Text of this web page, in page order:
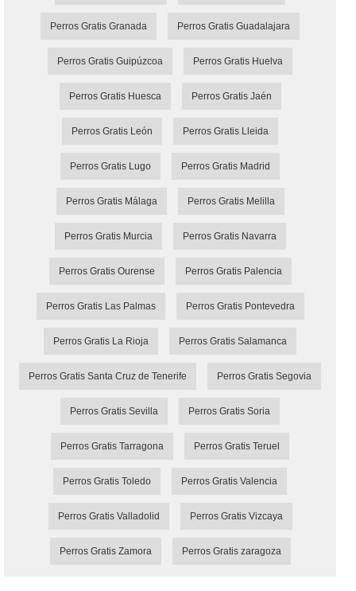
Perros Gratis Granada Perros Gratis Guadalajara
Perros Gratis Guipúzcoa Perros Gratis Huelva
Perros Gratis Huesca Perros Gratis Jaén
Perros Gratis León Perros Gratis Lleida
Perros Gratis Lugo Perros Gratis Madrid
Perros Gratis Málaga Perros Gratis Melilla
Perros Gratis Murcia Perros Gratis Navarra
Perros Gratis Ourense Perros Gratis Palencia
Perros Gratis Las Palmas Perros Gratis Pontevedra
Perros Gratis La Rioja Perros Gratis Salamanca
Perros Gratis Santa Cruz de Tenerife Perros Gratis Segovia
Perros Gratis Sevilla Perros Gratis Soria
Perros Gratis Tarragona Perros Gratis Teruel
Perros Gratis Toledo Perros Gratis Valencia
Perros Gratis Valladolid Perros Gratis Vizcaya
Perros Gratis Zamora Perros Gratis zaragoza